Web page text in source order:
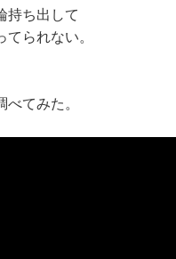
持ち出して
られない。
てみた。